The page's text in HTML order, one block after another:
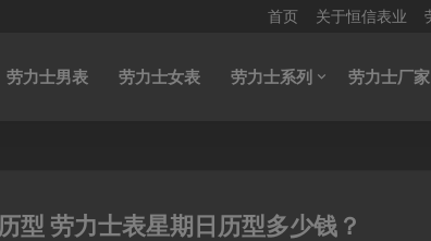
首页 关于恒信表业
劳力士男表 劳力士女表 劳力士系列 劳力士厂家
型 劳力士表星期日历型多少钱？